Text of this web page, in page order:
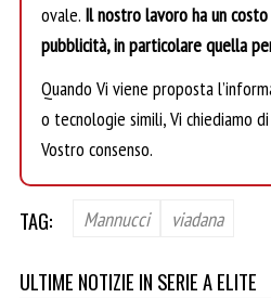
ovale. Il nostro lavoro ha un
pubblicità, in particolare quella
Quando Vi viene proposta
o tecnologie simili, Vi chiediamo
Vostro consenso.
TAG: Mannucci viadana
ULTIME NOTIZIE IN SERIE A ELITE